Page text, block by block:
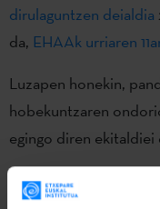
dirulaguntzen deialdia
da, EHAAk urriaren
Luzapen honekin,
hobekuntzaren
egingo diren ekitaldiei
Etxepare Euskal